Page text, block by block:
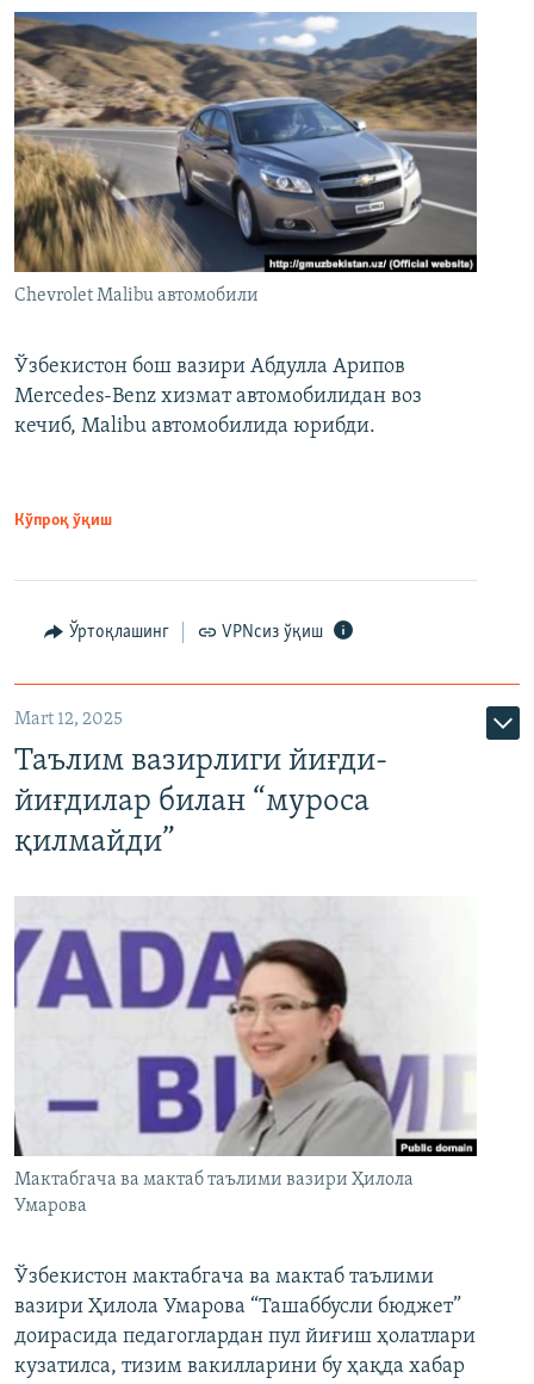
Chevrolet Malibu автомобили
Ўзбекистон бош вазири Абдулла Арипов
Mercedes-Benz хизмат автомобилидан воз
кечиб, Malibu автомобилида юрибди.
Кўпроқ ўқиш
Ўртоқлашинг VPNсиз ўқиш
Mart 12, 2025
Таълим вазирлиги йиғди-
йиғдилар билан “муроса
қилмайди”
Мактабгача ва мактаб таълими вазири Ҳилола
Умарова
Ўзбекистон мактабгача ва мактаб таълими
вазири Ҳилола Умарова “Ташаббусли бюджет”
доирасида педагоглардан пул йиғиш ҳолатлари
кузатилса, тизим вакилларини бу ҳақда хабар